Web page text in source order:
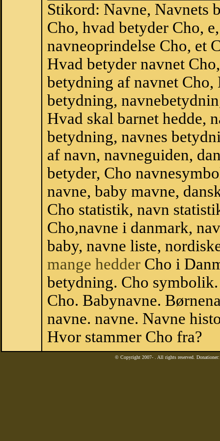
Stikord: Navne, Navnets
Cho, hvad betyder Cho,
navneoprindelse Cho, et
Hvad betyder navnet
betydning af navnet
betydning,
Hvad skal barnet hedde,
betydning, navnes
af navn, navneguiden,
betyder, Cho
navne, baby mavne,
Cho statistik, navn
Cho,navne i danmark,
baby, navne liste,
mange hedder Cho i
betydning. Cho
Cho. Babynavne.
navne. navne. Navne
Hvor stammer Cho fra?
© Copyright 2007- . All rights reserved.